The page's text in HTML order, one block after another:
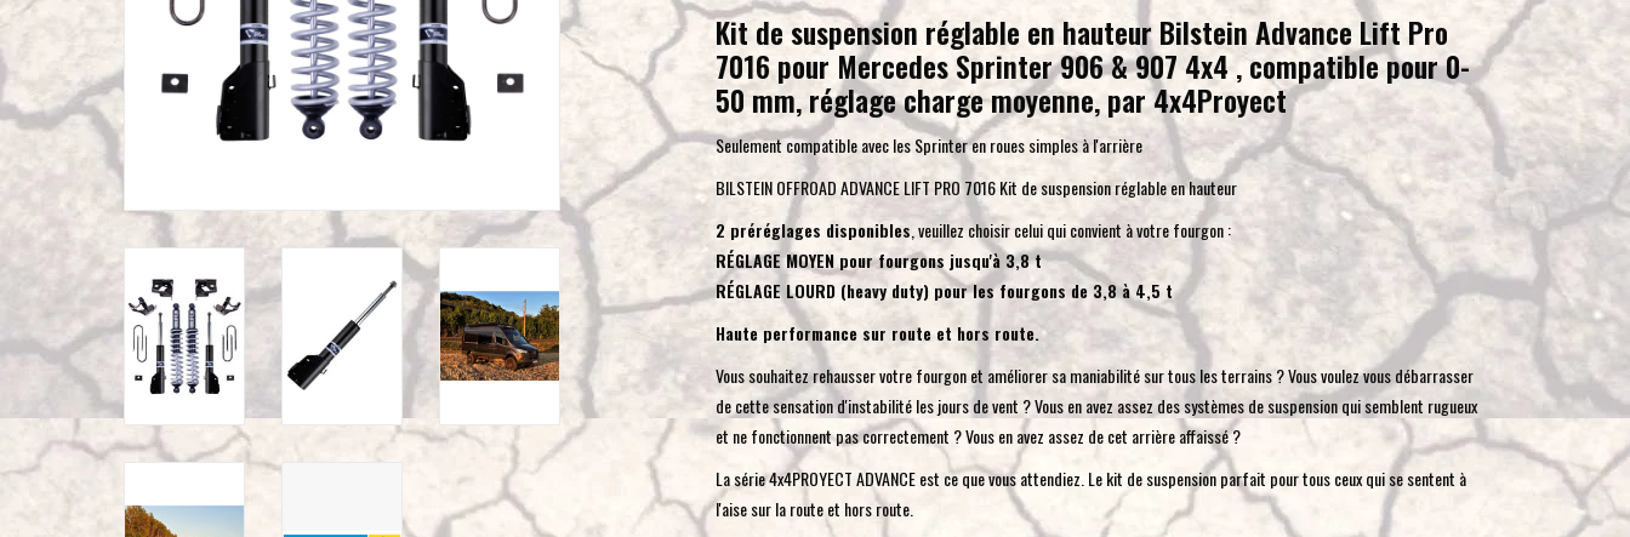
d'appareils
tactiles
peuvent
de
gestes
tels
toucher
et
glisser.
Kit de suspension réglable en hauteur Bilstein Advance Lift Pro
7016 pour Mercedes Sprinter 906 & 907 4x4 , compatible pour 0-
50 mm, réglage charge moyenne, par 4x4Proyect
Seulement compatible avec les Sprinter en roues simples à l'arrière
BILSTEIN OFFROAD ADVANCE LIFT PRO 7016 Kit de suspension réglable en hauteur
2 préréglages disponibles, veuillez choisir celui qui convient à votre fourgon :
RÉGLAGE MOYEN pour fourgons jusqu'à 3,8 t
RÉGLAGE LOURD (heavy duty) pour les fourgons de 3,8 à 4,5 t
Haute performance sur route et hors route.
Vous souhaitez rehausser votre fourgon et améliorer sa maniabilité sur tous les terrains ? Vous voulez vous débarrasser
de cette sensation d'instabilité les jours de vent ? Vous en avez assez des systèmes de suspension qui semblent rugueux
et ne fonctionnent pas correctement ? Vous en avez assez de cet arrière affaissé ?
La série 4x4PROYECT ADVANCE est ce que vous attendiez. Le kit de suspension parfait pour tous ceux qui se sentent à
l'aise sur la route et hors route.